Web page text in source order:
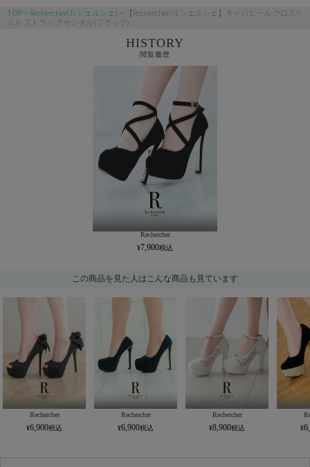
TOP Rechercher(ルシェルシェ)
【Rechercher/ルシェルシェ】キャバヒール クロスベ
ルト ストラップ サンダル(ブラック)
HISTORY
閲覧履歴
Rechercher
7,900
この商品を見た人はこんな商品も見ています
Rechercher
6,900
Rechercher
6,900
Rechercher
8,900